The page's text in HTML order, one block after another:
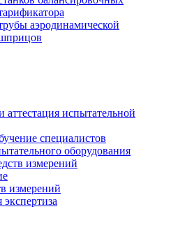
аэродинамической
аттестация испытательной
специалистов
оборудования
измерений
измерений